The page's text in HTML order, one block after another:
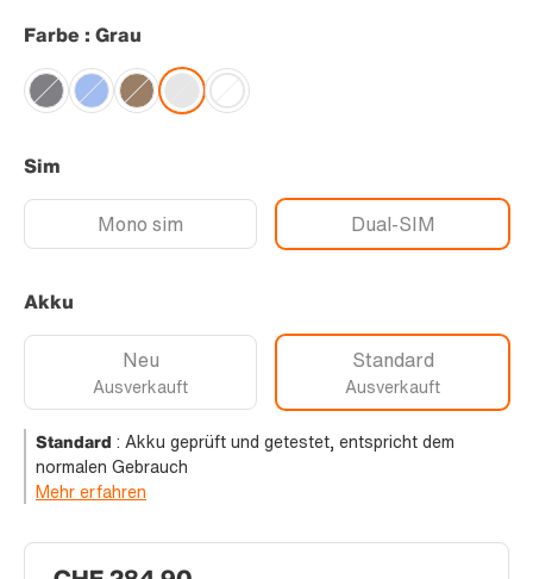
Farbe : Grau
Sim
Mono sim Dual-SIM
Akku
Neu
Ausverkauft
Standard
Ausverkauft
Standard : Akku geprüft und getestet, entspricht dem
normalen Gebrauch
Mehr erfahren